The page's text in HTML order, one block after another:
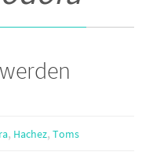
, Hachez, Toms